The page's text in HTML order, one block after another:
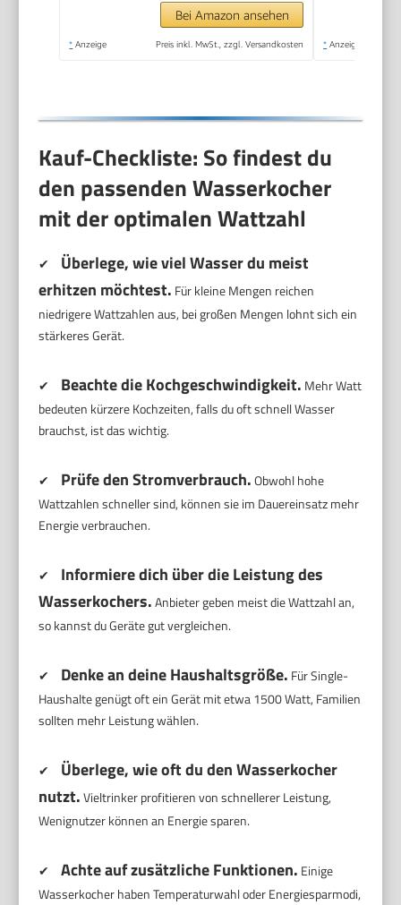
2200Watt | schwarz |
WK 6079 CB
Bei Amazon ansehen
* Anzeige Preis inkl. MwSt., zzgl. Versandkosten * Anzeige
Kauf-Checkliste: So findest du
den passenden Wasserkocher
mit der optimalen Wattzahl
✔
Überlege, wie viel Wasser du meist
erhitzen möchtest. Für kleine Mengen reichen
niedrigere Wattzahlen aus, bei großen Mengen lohnt sich ein
stärkeres Gerät.
✔ Beachte die Kochgeschwindigkeit. Mehr Watt
bedeuten kürzere Kochzeiten, falls du oft schnell Wasser
brauchst, ist das wichtig.
✔ Prüfe den Stromverbrauch.Obwohl hohe
Wattzahlen schneller sind, können sie im Dauereinsatz mehr
Energie verbrauchen.
✔
Informiere dich über die Leistung des
Wasserkochers.Anbieter geben meist die Wattzahl an,
so kannst du Geräte gut vergleichen.
✔ Denke an deine Haushaltsgröße. Für Single-
Haushalte genügt oft ein Gerät mit etwa 1500 Watt, Familien
sollten mehr Leistung wählen.
✔
Überlege, wie oft du den Wasserkocher
nutzt.Vieltrinker profitieren von schnellerer Leistung,
Wenignutzer können an Energie sparen.
✔ Achte auf zusätzliche Funktionen. Einige
Wasserkocher haben Temperaturwahl oder Energiesparmodi,